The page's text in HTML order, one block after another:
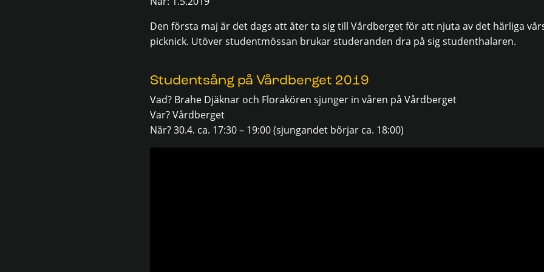
Den första maj är det dags att åter ta sig till Vårdberget för att njuta av det härliga
picknick. Utöver studentmössan brukar studeranden dra på sig studenthalaren.
Studentsång på Vårdberget 2019
Vad? Brahe Djäknar och Florakören sjunger in våren på Vårdberget
Var? Vårdberget
När? 30.4. ca. 17:30 – 19:00 (sjungandet börjar ca. 18:00)